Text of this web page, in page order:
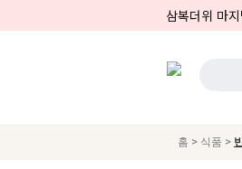
삼복더위 마
홈 > 식품 >